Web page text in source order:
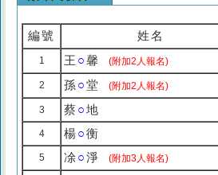
編號 姓名
1 王 ○ 馨 (附加2人報名)
2 孫○堂 (附加2人報名)
3 蔡○地
4 楊○衡
5 凃○淨 (附加3人報名)